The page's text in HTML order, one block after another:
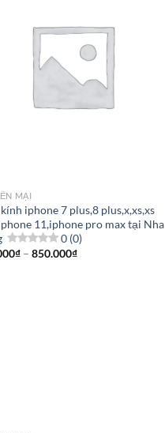
MẠI
iphone 7 plus,8 plus,x,xs,xs
11,iphone pro max tại Nha
0 (0)
₫ – 850.000₫Khoảng